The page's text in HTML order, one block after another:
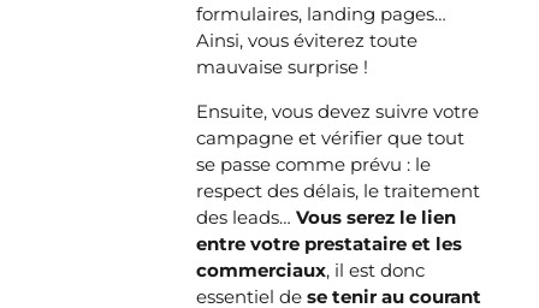
formulaires, landing pages…
Ainsi, vous éviterez toute
mauvaise surprise !
Ensuite, vous devez suivre votre
campagne et vérifier que tout
se passe comme prévu : le
respect des délais, le traitement
des leads…Vous serez le lien
entre votre prestataire et les
commerciaux, il est donc
essentiel dese tenir au courant